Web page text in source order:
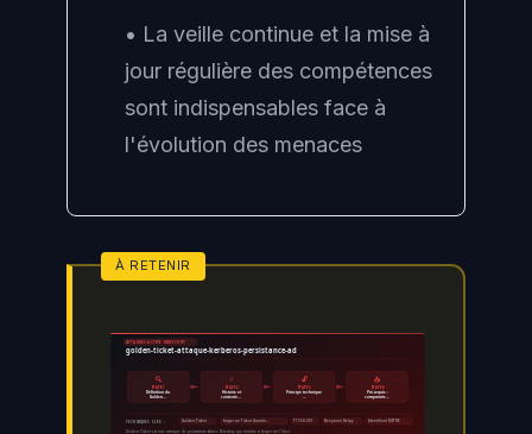
• La veille continue et la mise à
jour régulière des compétences
sont indispensables face à
l'évolution des menaces
ATTAQUES ACTIVE DIRECTORY
golden-ticket-attaque-kerberos-persistance-ad
🔍
ÉTAPE 1
Définition du
Golden…
⚡
ÉTAPE 2
Histoire et
contexte…
🔓
ÉTAPE 3
Principe technique
…
📤
ÉTAPE 4
Pré-requis :
compromis…
TECHNIQUES CLÉS : Golden Ticket forger un Ticket Grantin… T1558.001 Benjamin Delpy Identifiant MITRE
Golden Ticket est une attaque de persistance Active Directory qui consiste à forger un Ticket